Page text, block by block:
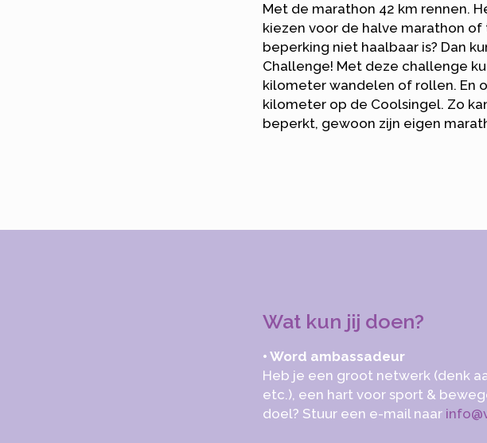
Met de marathon 42 km rennen.
kiezen voor de halve marathon
beperking niet haalbaar is? Dan
Challenge! Met deze challenge
kilometer wandelen of rollen. En
kilometer op de Coolsingel. Zo
beperkt, gewoon zijn eigen
Wat kun jij doen?
• Word ambassadeur
Heb je een groot netwerk (denk
etc.), een hart voor sport &
doel? Stuur een e-mail naar